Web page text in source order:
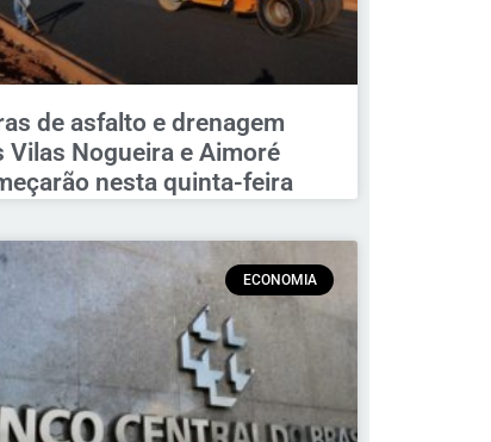
de asfalto e drenagem
Vilas Nogueira e Aimoré
nesta quinta-feira
ECONOMIA